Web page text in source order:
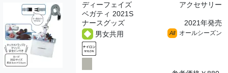
ディーフェイズ
アクセサリー
ベガティ 2021S
ナースグッズ
2021年発売
男女共用
All オールシーズン